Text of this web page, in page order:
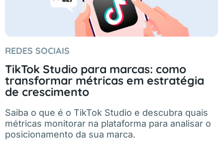
REDES SOCIAIS
TikTok Studio para marcas: como
transformar métricas em estratégia
de crescimento
Saiba o que é o TikTok Studio e descubra quais
métricas monitorar na plataforma para analisar o
posicionamento da sua marca.